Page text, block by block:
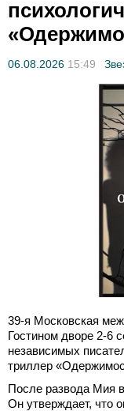
06.08.2026 15:49
39-я Московская
Гостином дворе 2-6
независимых
триллер
После развода Мия
Он утверждает, что